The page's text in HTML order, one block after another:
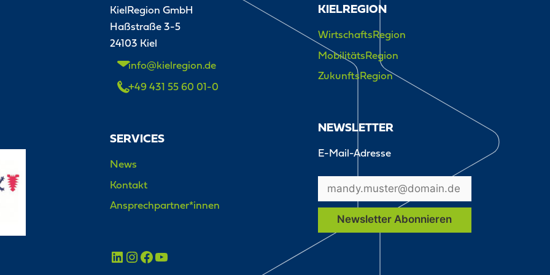
KielRegion GmbH
Haßstraße 3-5
24103 Kiel
info@kielregion.de
+49 431 55 60 01-0
SERVICES
News
Kontakt
Ansprechpartner*innen
KIELREGION
WirtschaftsRegion
MobilitätsRegion
ZukunftsRegion
NEWSLETTER
E-Mail-Adresse